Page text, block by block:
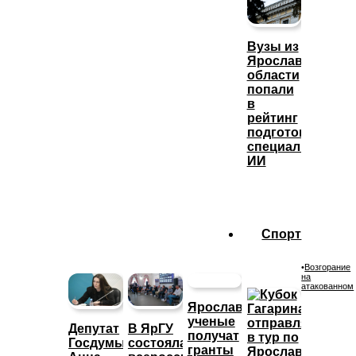
Вузы из
Ярославской
области
попали
в
рейтинг
подготовки
специалистов
ИИ
Депутат
Госдумы
В ЯрГУ
состоялась
Ярославские
ученые
получат
гранты
Спорт
•Возгорание
на
атакованном